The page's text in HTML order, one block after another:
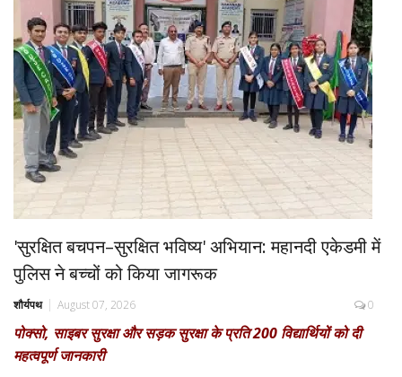
'सुरक्षित बचपन–सुरक्षित भविष्य' अभियान: महानदी एकेडमी में
पुलिस ने बच्चों को किया जागरूक
शौर्यपथ August 07, 2026 0
पोक्सो, साइबर सुरक्षा और सड़क सुरक्षा के प्रति 200 विद्यार्थियों को दी
महत्वपूर्ण जानकारी